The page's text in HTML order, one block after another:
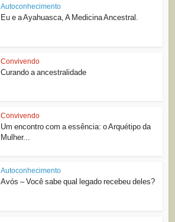
Autoconhecimento
Eu e a Ayahuasca, A Medicina Ancestral.
Convivendo
Curando a ancestralidade
Convivendo
Um encontro com a essência: o Arquétipo da
Mulher...
Autoconhecimento
Avós – Você sabe qual legado recebeu deles?